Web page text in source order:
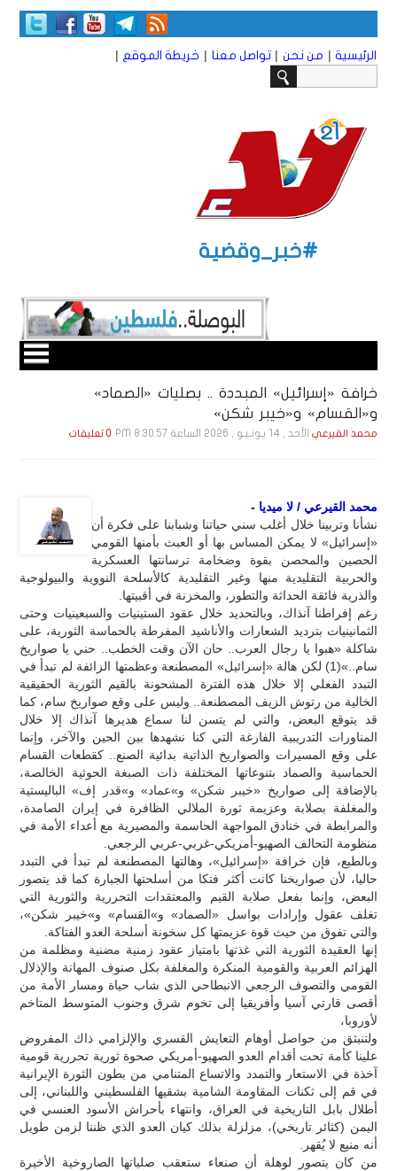
الرئيسية | من نحن | تواصل معنا | خريطة الموقع |
#خبر_وقضية
خرافة «إسرائيل» المبددة .. بصليات «الصماد»
و«القسام» و«خيبر شكن»
محمد القيرعي الأحد , 14 يـونـيـو , 2026 الساعة 8:30:57 PM 0 تعليقات
محمد القيرعي / لا ميديا -
نشأنا وتربينا خلال أغلب سني حياتنا وشبابنا على فكرة أن
«إسرائيل» لا يمكن المساس بها أو العبث بأمنها القومي
الحصين والمحصن بقوة وضخامة ترسانتها العسكرية
والحربية التقليدية منها وغير التقليدية كالأسلحة النووية والبيولوجية
والذرية فائقة الحداثة والتطور، والمخزنة في أقبيتها.
رغم إفراطنا آنذاك، وبالتحديد خلال عقود الستينيات والسبعينيات وحتى
الثمانينيات بترديد الشعارات والأناشيد المفرطة بالحماسة الثورية، على
شاكلة «هبوا يا رجال العرب.. حان الآن وقت الخطب.. حني يا صواريخ
سام..»(1) لكن هالة «إسرائيل» المصطنعة وعظمتها الزائفة لم تبدأ في
التبدد الفعلي إلا خلال هذه الفترة المشحونة بالقيم الثورية الحقيقية
الخالية من رتوش الزيف المصطنعة.. وليس على وقع صواريخ سام، كما
قد يتوقع البعض، والتي لم يتسن لنا سماع هديرها آنذاك إلا خلال
المناورات التدريبية الفارغة التي كنا نشهدها بين الحين والآخر، وإنما
على وقع المسيرات والصواريخ الذاتية بدائية الصنع.. كقطعات القسام
الحماسية والصماد بتنوعاتها المختلفة ذات الصبغة الحوثية الخالصة،
بالإضافة إلى صواريخ «خيبر شكن» و»عماد» و»قدر إف» الباليستية
والمغلفة بصلابة وعزيمة ثورة الملالي الظافرة في إيران الصامدة،
والمرابطة في خنادق المواجهة الحاسمة والمصيرية مع أعداء الأمة في
منظومة التحالف الصهيو-أمريكي-غربي-عربي الرجعي.
وبالطبع، فإن خرافة «إسرائيل»، وهالتها المصطنعة لم تبدأ في التبدد
حاليا، لأن صواريخنا كانت أكثر فتكا من أسلحتها الجبارة كما قد يتصور
البعض، وإنما بفعل صلابة القيم والمعتقدات التحررية والثورية التي
تغلف عقول وإرادات بواسل «الصماد» و»القسام» و»خيبر شكن»،
والتي تفوق من حيث قوة عزيمتها كل سخونة أسلحة العدو الفتاكة.
إنها العقيدة الثورية التي غذتها بامتياز عقود زمنية مضنية ومظلمة من
الهزائم العربية والقومية المنكرة والمغلفة بكل صنوف المهانة والإذلال
القومي والتصوف الرجعي الانبطاحي الذي شاب حياة ومسار الأمة من
أقصى قارتي آسيا وأفريقيا إلى تخوم شرق وجنوب المتوسط المتاخم
لأوروبا،
ولتنبثق من حواصل أوهام التعايش القسري والإلزامي ذاك المفروض
علينا كأمة تحت أقدام العدو الصهيو-أمريكي صحوة ثورية تحررية قومية
آخذة في الاستعار والتمدد والاتساع المتنامي من بطون الثورة الإيرانية
في قم إلى ثكنات المقاومة الشامية بشقيها الفلسطيني واللبناني، إلى
أطلال بابل التاريخية في العراق، وانتهاء بأحراش الأسود العنسي في
اليمن (كثائر تاريخي)، مزلزلة بذلك كيان العدو الذي ظننا لزمن طويل
أنه منيع لا يُقهر.
من كان يتصور لوهلة أن صنعاء ستعقب صلياتها الصاروخية الأخيرة